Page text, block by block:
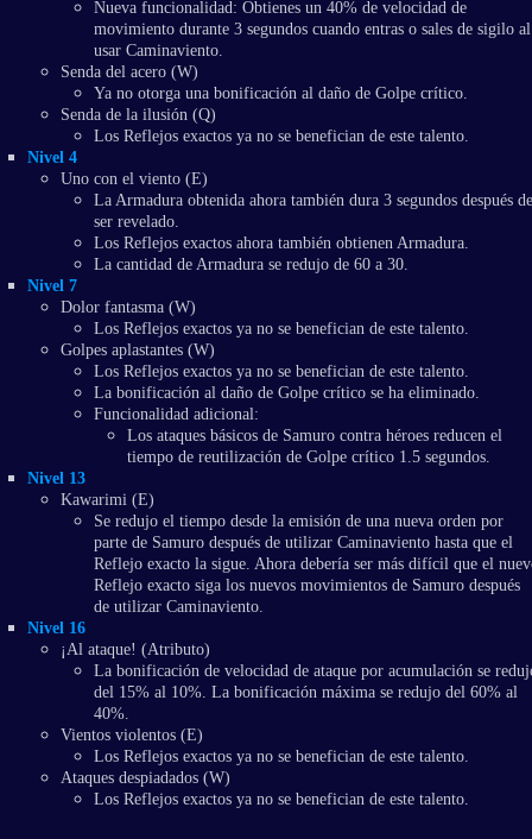
Nueva funcionalidad: Obtienes un 40% de velocidad de
movimiento durante 3 segundos cuando entras o sales de sigilo al
usar Caminaviento.
Senda del acero (W)
Ya no otorga una bonificación al daño de Golpe crítico.
Senda de la ilusión (Q)
Los Reflejos exactos ya no se benefician de este talento.
Nivel 4
Uno con el viento (E)
La Armadura obtenida ahora también dura 3 segundos después de
ser revelado.
Los Reflejos exactos ahora también obtienen Armadura.
La cantidad de Armadura se redujo de 60 a 30.
Nivel 7
Dolor fantasma (W)
Los Reflejos exactos ya no se benefician de este talento.
Golpes aplastantes (W)
Los Reflejos exactos ya no se benefician de este talento.
La bonificación al daño de Golpe crítico se ha eliminado.
Funcionalidad adicional:
Los ataques básicos de Samuro contra héroes reducen el
tiempo de reutilización de Golpe crítico 1.5 segundos.
Nivel 13
Kawarimi (E)
Se redujo el tiempo desde la emisión de una nueva orden por
parte de Samuro después de utilizar Caminaviento hasta que el
Reflejo exacto la sigue. Ahora debería ser más difícil que el
Reflejo exacto siga los nuevos movimientos de Samuro después
de utilizar Caminaviento.
Nivel 16
¡Al ataque! (Atributo)
La bonificación de velocidad de ataque por acumulación se
del 15% al 10%. La bonificación máxima se redujo del 60% al
40%.
Vientos violentos (E)
Los Reflejos exactos ya no se benefician de este talento.
Ataques despiadados (W)
Los Reflejos exactos ya no se benefician de este talento.